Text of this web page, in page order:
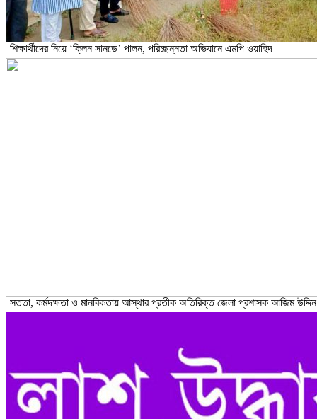
শিক্ষার্থীদের নিয়ে ‘ক্লিন সানডে’ পালন, পরিচ্ছন্নতা অভিযানে এমপি ওয়াহিদ
সততা, কর্মদক্ষতা ও মানবিকতায় আস্থার প্রতীক অতিরিক্ত জেলা প্রশাসক আজিম উদ্দিন